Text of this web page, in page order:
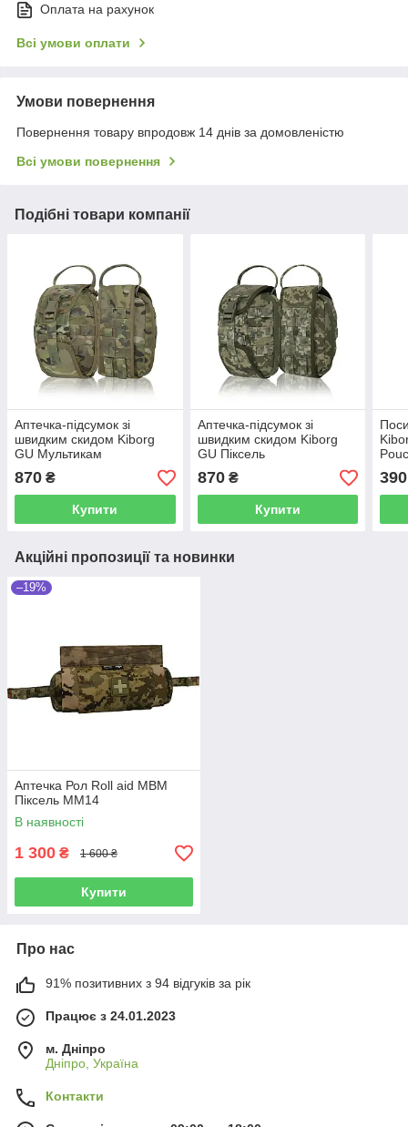
Оплата на рахунок
Всі умови оплати
Умови повернення
Повернення товару впродовж 14 днів за домовленістю
Всі умови повернення
Подібні товари компанії
Аптечка-підсумок зі
швидким скидом Kiborg
GU Мультикам
870 ₴
Купити
Аптечка-підсумок зі
швидким скидом Kiborg
GU Піксель
870₴
Купити
390
Акційні пропозиції та новинки
–19%
Аптечка Рол Roll aid МBM
Піксель ММ14
В наявності
1 300 ₴ 1 600 ₴
Купити
Про нас
91% позитивних з 94 відгуків за рік
Працює з 24.01.2023
м. Дніпро
Дніпро, Україна
Контакти